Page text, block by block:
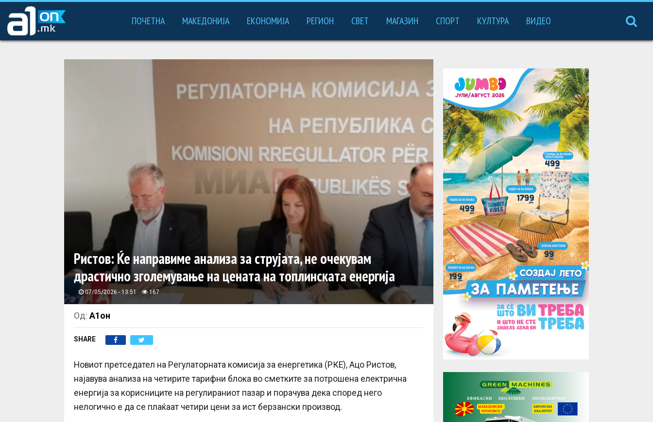
ПОЧЕТНА МАКЕДОНИЈА ЕКОНОМИЈА РЕГИОН СВЕТ МАГАЗИН СПОРТ КУЛТУРА ВИДЕО
Ристов: Ќе направиме анализа за струјата, не очекувам
драстично зголемување на цената на топлинската енергија
07/05/2026 - 13:51 167
Од: А1он
SHARE
Новиот претседател на Регулаторната комисија за енергетика (РКЕ), Ацо Ристов,
најавува анализа на четирите тарифни блока во сметките за потрошена електрична
енергија за корисниците на регулираниот пазар и порачува дека според него
нелогично е да се плаќаат четири цени за ист берзански производ.